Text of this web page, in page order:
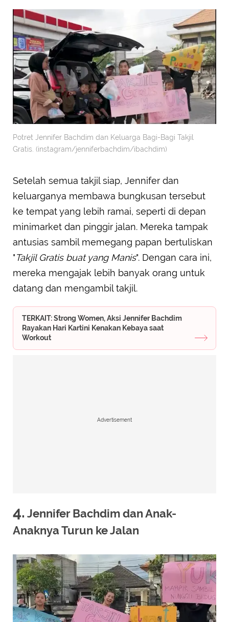
Potret Jennifer Bachdim dan Keluarga Bagi-Bagi Takjil
Gratis. (instagram/jenniferbachdim/ibachdim)
Setelah semua takjil siap, Jennifer dan
keluarganya membawa bungkusan tersebut
ke tempat yang lebih ramai, seperti di depan
minimarket dan pinggir jalan. Mereka tampak
antusias sambil memegang papan bertuliskan
"Takjil Gratis buat yang Manis". Dengan cara ini,
mereka mengajak lebih banyak orang untuk
datang dan mengambil takjil.
TERKAIT: Strong Women, Aksi Jennifer Bachdim
Rayakan Hari Kartini Kenakan Kebaya saat
Workout
Advertisement
4. Jennifer Bachdim dan Anak-
Anaknya Turun ke Jalan